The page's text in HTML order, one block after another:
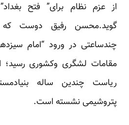
از عزم نظام برای” فتح
گوید.محسن رفیق دوست که
چندساعتی در ورود “امام
مقامات لشگری وکشوری رسید؛
ریاست چندین ساله
پتروشیمی نشسته است.